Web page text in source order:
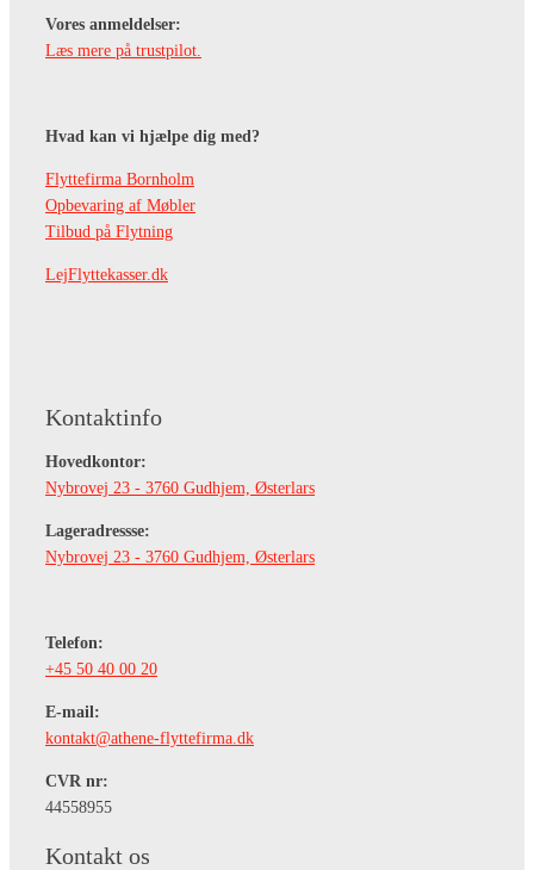
Vores anmeldelser:
Læs mere på trustpilot.
Hvad kan vi hjælpe dig med?
Flyttefirma Bornholm
Opbevaring af Møbler
Tilbud på Flytning
LejFlyttekasser.dk
Kontaktinfo
Hovedkontor:
Nybrovej 23 - 3760 Gudhjem, Østerlars
Lageradressse:
Nybrovej 23 - 3760 Gudhjem, Østerlars
Telefon:
+45 50 40 00 20
E-mail:
kontakt@athene-flyttefirma.dk
CVR nr:
​44558955
Kontakt os